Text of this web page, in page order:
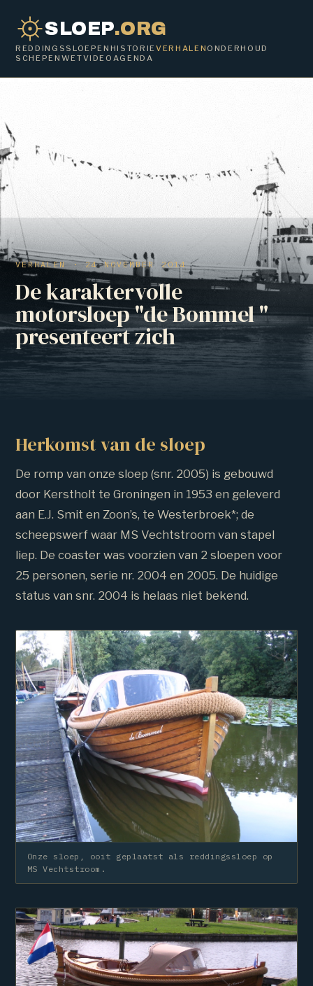
SLOEP.ORG
REDDINGSSLOEPEN HISTORIEVERHALENONDERHOUD
SCHEPENWETVIDEO AGENDA
VERHALEN · 24 NOVEMBER 2014
De karaktervolle
motorsloep "de Bommel "
presenteert zich
Herkomst van de sloep
De romp van onze sloep (snr. 2005) is gebouwd
door Kerstholt te Groningen in 1953 en geleverd
aan E.J. Smit en Zoon’s, te Westerbroek*; de
scheepswerf waar MS Vechtstroom van stapel
liep. De coaster was voorzien van 2 sloepen voor
25 personen, serie nr. 2004 en 2005. De huidige
status van snr. 2004 is helaas niet bekend.
Onze sloep, ooit geplaatst als reddingssloep op
MS Vechtstroom.